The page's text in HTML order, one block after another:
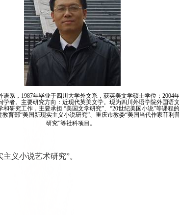
语系，1987年毕业于四川大学外文系，获英美文学硕士学位；
学者。主要研究方向：近现代英美文学。现为四川外语学院外国语
研究工作，主要承担 “美国文学研究”、“20世纪美国小说”等课程
育部“美国新现实主义小说研究”、重庆市教委“美国当代作家菲利
研究”等社科项目。
义小说艺术研究”。